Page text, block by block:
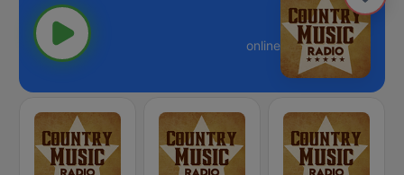
online